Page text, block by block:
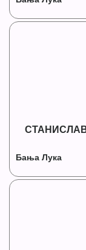
Бања Лука